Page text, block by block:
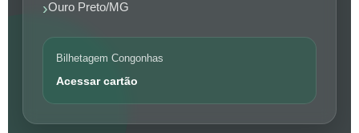
Ouro Preto/MG
Bilhetagem Congonhas
Acessar cartão